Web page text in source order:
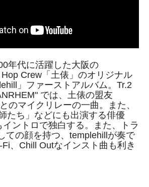
年代に活躍した大阪の
Crew「土俵」のオリジナル
」ファーストアルバム。Tr.2
では、土俵の盟友
のマイクリレーの一曲。また、
たち」などにも出演する俳優
ントロで独白する。また、トラ
ての顔を持つ、templehillが奏で
、Chill Outなインスト曲も利き